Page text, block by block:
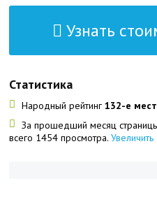
Узнать
Статистика
Народный рейтинг132-е
За прошедший месяц
всего 1454 просмотра.Увеличить